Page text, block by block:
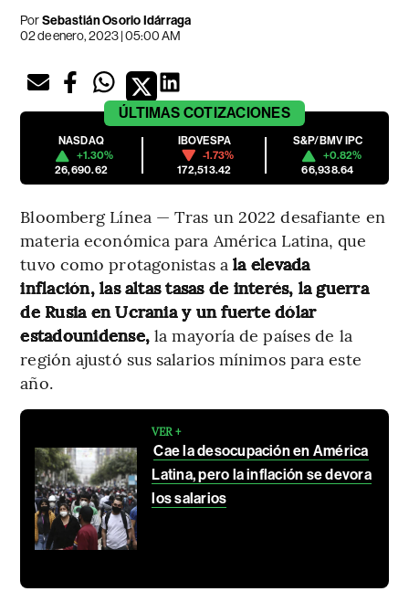
PorSebastián Osorio Idárraga
02 de enero, 2023 | 05:00 AM
ÚLTIMAS COTIZACIONES
NASDAQ
+1.30%
26,690.62
IBOVESPA
-1.73%
172,513.42
S&P/BMV IPC
+0.82%
66,938.64
Bloomberg Línea — Tras un 2022 desafiante en
materia económica para América Latina, que
tuvo como protagonistas ala elevada
inflación, las altas tasas de interés, la guerra
de Rusia en Ucrania y un fuerte dólar
estadounidense, la mayoría de países de la
región ajustó sus salarios mínimos para este
año.
VER +
Cae la desocupación en América
Latina, pero la inflación se devora
los salarios